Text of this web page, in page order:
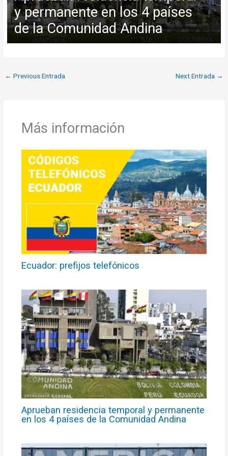
y permanente en los 4 países
de la Comunidad Andina
← Previous Entrada Next Entrada →
Más información
Ecuador: prefijos telefónicos
Aprueban residencia temporal y permanente
en los 4 países de la Comunidad Andina